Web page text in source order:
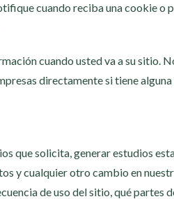
cuando reciba una cookie o
cuando usted va a su sitio.
directamente si tiene
que solicita, generar estudios
y cualquier otro cambio en
de uso del sitio, qué partes